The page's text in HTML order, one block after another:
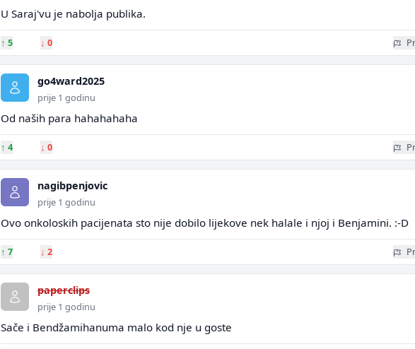
U Saraj'vu je nabolja publika.
↑ 5 ↓ 0
go4ward2025
prije 1 godinu
Od naših para hahahahaha
↑ 4 ↓ 0
nagibpenjovic
prije 1 godinu
Ovo onkoloskih pacijenata sto nije dobilo lijekove nek halale i njoj i Benjamini. :-D
↑ 7 ↓ 2
paperclips
prije 1 godinu
Sače i Bendžamihanuma malo kod nje u goste